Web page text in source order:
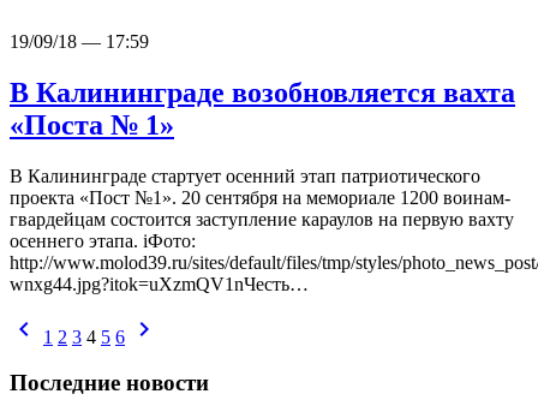
19/09/18 — 17:59
В Калининграде возобновляется вахта
«Поста № 1»
В Калининграде стартует осенний этап патриотического
проекта «Пост №1». 20 сентября на мемориале 1200 воинам-
гвардейцам состоится заступление караулов на первую вахту
осеннего этапа. iФото:
http://www.molod39.ru/sites/default/files/tmp/styles/
wnxg44.jpg?itok=uXzmQV1nЧесть…
chevron_left 1 2 3 4 5 6 chevron_right
Последние новости